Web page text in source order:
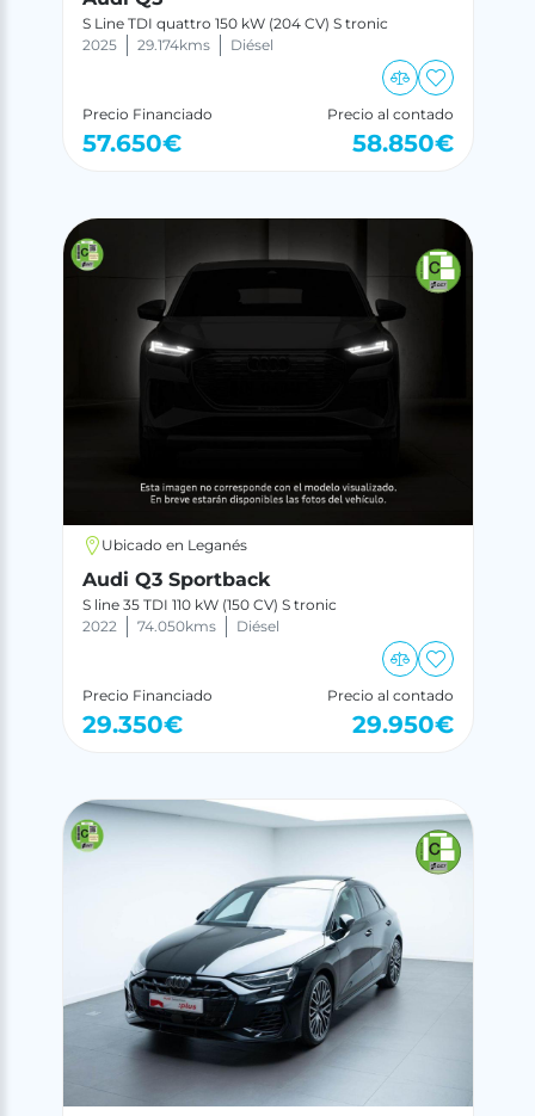
S Line TDI quattro 150 kW (204 CV) S tronic
2025
29.174kms Diésel
Precio Financiado
57.650€
Precio al contado
58.850€
Ubicado en Leganés
Audi Q3 Sportback
S line 35 TDI 110 kW (150 CV) S tronic
2022
74.050kms Diésel
Precio Financiado
29.350€
Precio al contado
29.950€